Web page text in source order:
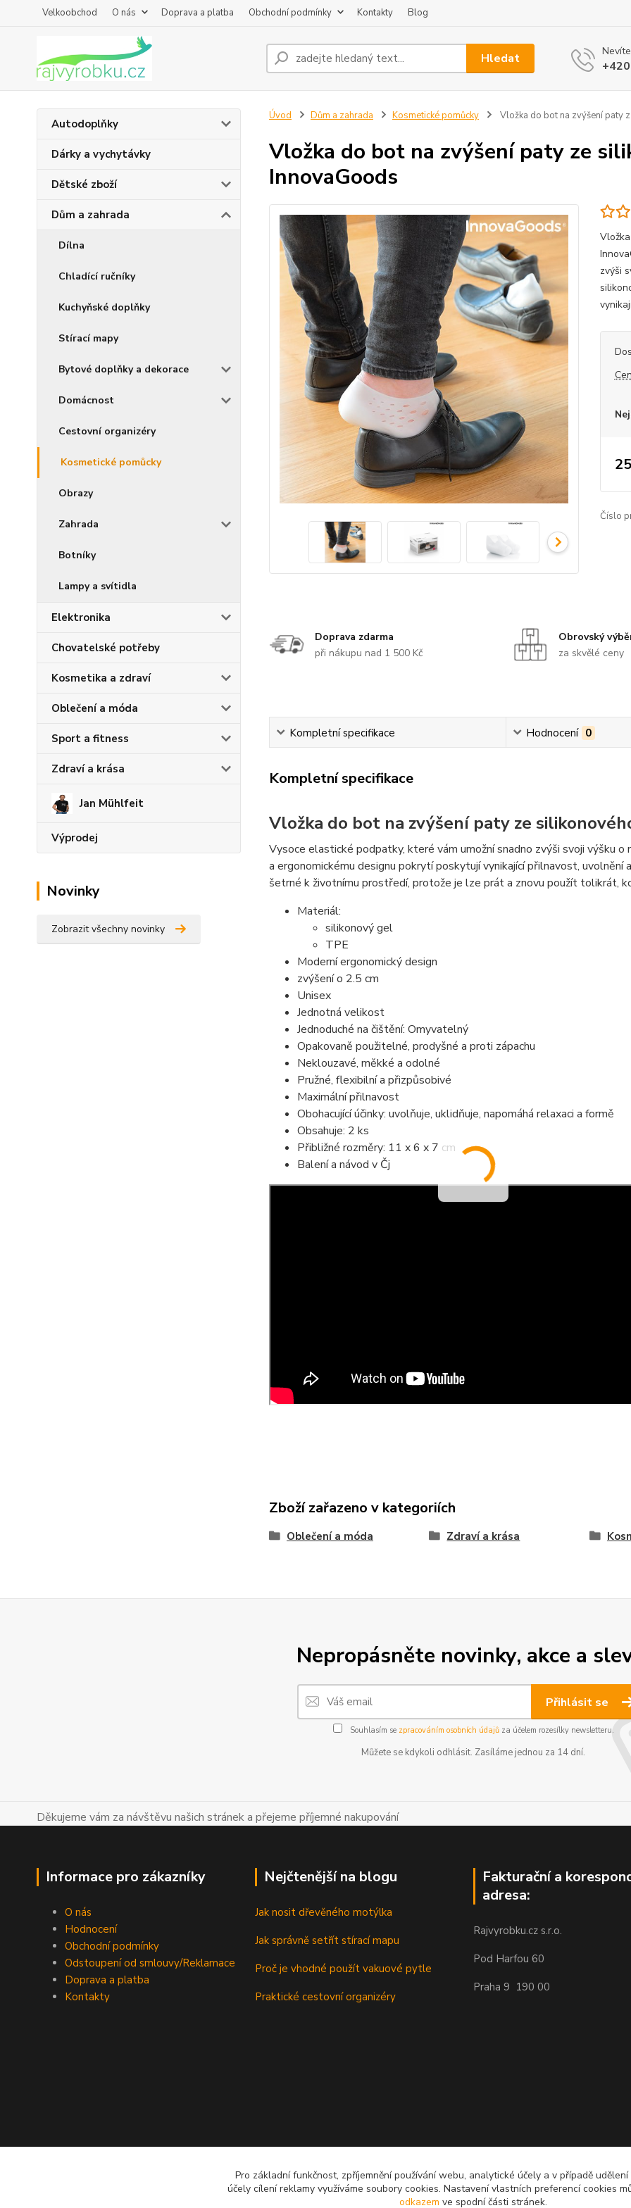
Velkoobchod O nás Doprava a platba Obchodní podmínky Kontakty Blog
Hledat
Autodoplňky
Dárky a vychytávky
Dětské zboží
Dům a zahrada
Dílna
Chladící ručníky
Kuchyňské doplňky
Stírací mapy
Bytové doplňky a dekorace
Domácnost
Cestovní organizéry
Kosmetické pomůcky
Obrazy
Zahrada
Botníky
Lampy a svítidla
Elektronika
Chovatelské potřeby
Kosmetika a zdraví
Oblečení a móda
Sport a fitness
Zdraví a krása
Jan Mühlfeit
Výprodej
Novinky
Zobrazit všechny novinky
Úvod Dům a zahrada Kosmetické pomůcky Vložka do bot na zvýšení paty
Vložka do bot na zvýšení paty ze
InnovaGoods
zvýši
Číslo
Doprava zdarma
při nákupu nad 1 500 Kč
Obrovský
za skvělé ceny
Kompletní specifikace Hodnocení 0
Kompletní specifikace
Vložka do bot na zvýšení paty ze
Vysoce elastické podpatky, které vám umožní snadno zvýši svoji výšku
a ergonomickému designu pokrytí poskytují vynikající přilnavost,
šetrné k životnímu prostředí, protože je lze prát a znovu použít tolikrát,
Materiál:
silikonový gel
TPE
Moderní ergonomický design
zvýšení o 2.5 cm
Unisex
Jednotná velikost
Jednoduché na čištění: Omyvatelný
Opakovaně použitelné, prodyšné a proti zápachu
Neklouzavé, měkké a odolné
Pružné, flexibilní a přizpůsobivé
Maximální přilnavost
Obohacující účinky: uvolňuje, uklidňuje, napomáhá relaxaci a formě
Obsahuje: 2 ks
Přibližné rozměry: 11 x 6 x 7 cm
Balení a návod v Čj
Zboží zařazeno v kategoriích
Oblečení a móda Zdraví a krása
Nepropásněte novinky, akce a
Přihlásit se
Souhlasím se zpracováním osobních údajůza účelem rozesílky newsletteru.
Můžete se kdykoli odhlásit. Zasíláme jednou za 14 dní.
Děkujeme vám za návštěvu našich stránek a přejeme příjemné nakupování
Informace pro zákazníky
O nás
Hodnocení
Obchodní podmínky
Odstoupení od smlouvy/Reklamace
Doprava a platba
Kontakty
Nejčtenější na blogu
Jak nosit dřevěného motýlka
Jak správně setřít stírací mapu
Proč je vhodné použít vakuové pytle
Praktické cestovní organizéry
Fakturační a
adresa:
Rajvyrobku.cz s.r.o.
Pod Harfou 60
Praha 9 190 00
Pro základní funkčnost, zpříjemnění používání webu, analytické účely a v případě
účely cílení reklamy využíváme soubory cookies. Nastavení vlastních preferencí cookies
odkazem ve spodní části stránek.